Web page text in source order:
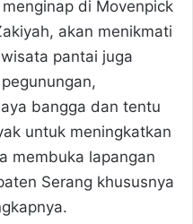
di Movenpick
akan menikmati
pantai juga
bangga dan tentu
untuk meningkatkan
membuka lapangan
Serang khususnya